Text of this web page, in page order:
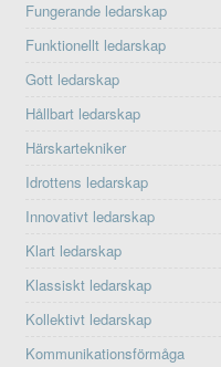
Fungerande ledarskap
Funktionellt ledarskap
Gott ledarskap
Hållbart ledarskap
Härskartekniker
Idrottens ledarskap
Innovativt ledarskap
Klart ledarskap
Klassiskt ledarskap
Kollektivt ledarskap
Kommunikationsförmåga